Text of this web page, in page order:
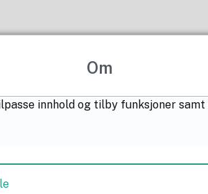
Hvis du vil lese mer om den
hvorav to avdelinger
for 3-6 år.
Om
innhold og tilby funksjoner